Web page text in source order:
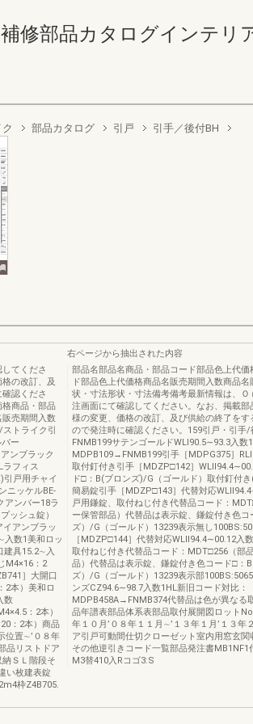
修部品カタログインテリ
部品カタログ 引戸 引手／後付BH
てくださ
の改訂、及
認くださ
商品・部品
売期間入数
トライク引
ー
ンブラック
ラフィス
戸用チャイ
ニッケルBE-
アンバー18ラ
ッシュ錠）
イアンブラッ
入数1美和ロッ
建具15.2∼入
M4×16：2
］大開口
2本）美和ロ
数
：2本）
：2本）商品
位置∼’０８年
品リストドア
ＳＬ階段そ
い枚建表錠
枠Z4B705.
右ページから抽出された内容
部品名部品名商品・部品コード部品色上代価
ド部品色上代価格商品名販売期間入数商品
状・寸法形状・寸法備考備考最新情報は、Ｏ
注画面にて確認してください。なお、掲載部
様の変更、価格の改訂、及び供給の終了をす
ので発注時に確認ください。159引戸・引手/
FNMB199サテンゴールドWLⅠ90.5∼93.3入数
MDPB109→FNMB199引手［MDPG375］
取付釘付き引手［MDZP□142］
ド□：B(ブロンズ)/G（ゴールド）取付釘付
簡易錠引手［MDZP□143］代替対応
戸用鎌錠、取付ねじ付き代替品コード：
ー保管部品）代替品は表示錠、鎌錠付き色コ
ズ）/G（ゴールド）13239表示無し
［MDZP□144］代替対応WLⅡ94.4∼00.12入
取付ねじ付き代替品コード：MDT□256（部
品）代替品は表示錠、鎌錠付き色コード□：
ズ）/G（ゴールド）13239表示部
ンズCZ94.6∼98.7入数1HL新旧コード対比：
MDPB458A→FNMB374代替品は色が異なる
品年譜表部品体系表部品取付展開図ロット
年１０月’０８年１１月∼’１３年１月’１３年
ア引戸可動間仕切クローゼット室内用窓玄
その他逆引きコード一覧部品発注書MB1NF1
M3替410入Rコゴ3:S